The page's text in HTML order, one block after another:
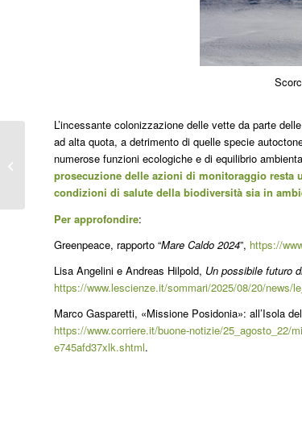
L’incessante colonizzazione delle vette da parte
ad alta quota, a detrimento di quelle specie
numerose funzioni ecologiche e di equilibrio
prosecuzione delle azioni di monitoraggio resta
condizioni di salute della biodiversità sia in
Per approfondire:
Greenpeace, rapporto “Mare Caldo 2024”, https://
Lisa Angelini e Andreas Hilpold, Un possibile futuro
https://www.lescienze.it/sommari/2025/08/20/news/
Marco Gasparetti, «Missione Posidonia»: all’Isola
https://www.corriere.it/buone-notizie/25_agosto_22/
e745afd37xlk.shtml.
Notte dei ricercatori 2025: un ponte
tra scienza e società